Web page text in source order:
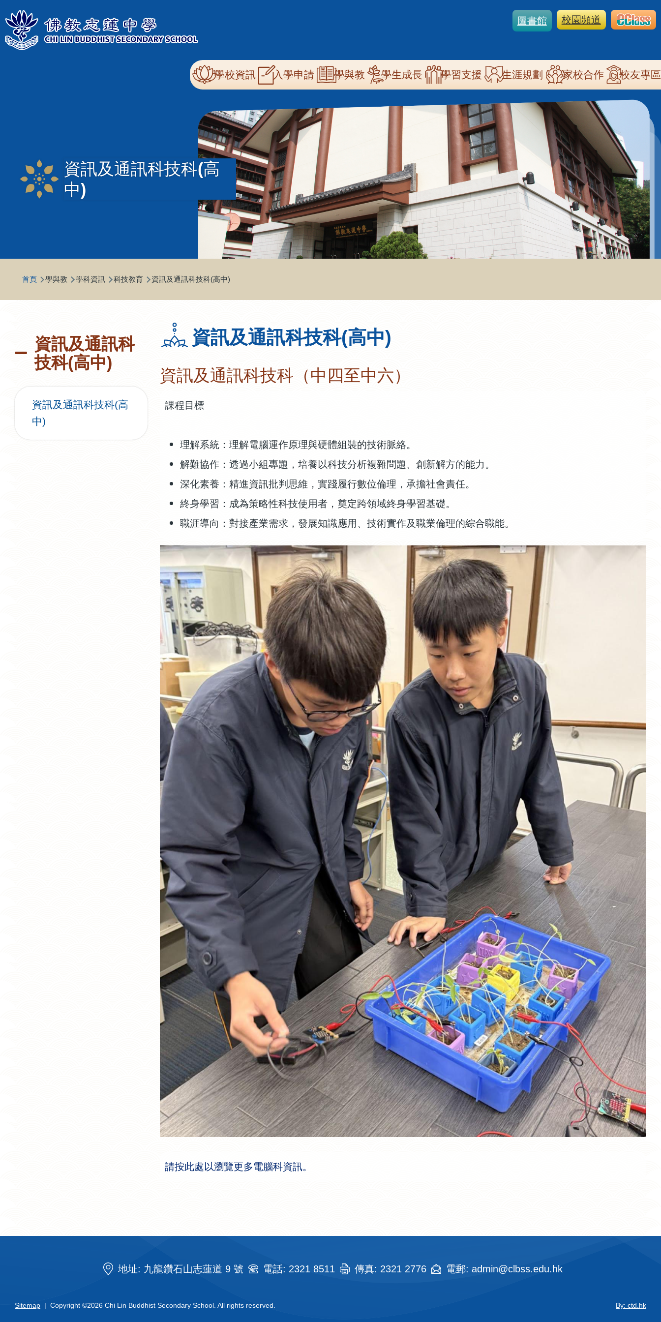
移至主內容
圖書館 校園頻道
Main
navigation
學校資訊 入學申請 學與教 學生成長 學習支援 生涯規劃 家校合作 校友專區
資訊及通訊科技科(高
中)
航
連
首頁 學與教 學科資訊 科技教育 資訊及通訊科技科(高中)
資訊及通訊科技科(高中)
資訊及通訊科技科（中四至中六）
課程目標
理解系統：理解電腦運作原理與硬體組裝的技術脈絡。
解難協作：透過小組專題，培養以科技分析複雜問題、創新解方的能力。
深化素養：精進資訊批判思維，實踐履行數位倫理，承擔社會責任。
終身學習：成為策略性科技使用者，奠定跨領域終身學習基礎。
職涯導向：對接產業需求，發展知識應用、技術實作及職業倫理的綜合職能。
請按此處以瀏覽更多電腦科資訊。
資訊及通訊科
技科(高中)
資訊及通訊科技科(高
中)
地址: 九龍鑽石山志蓮道 9 號 電話: 2321 8511 傳真: 2321 2776 電郵: admin@clbss.edu.hk
Sitemap | Copyright ©2026 Chi Lin Buddhist Secondary School. All rights reserved. By: ctd.hk